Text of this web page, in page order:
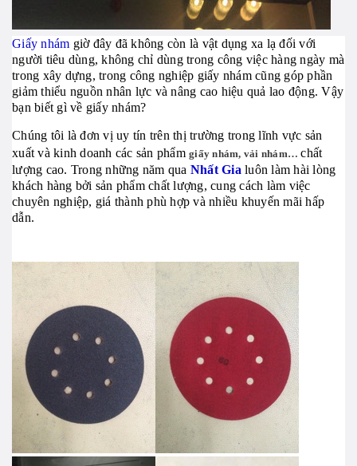
Giấy nhám giờ đây đã không còn là vật dụng xa lạ đối với
người tiêu dùng, không chỉ dùng trong công việc hàng ngày mà
trong xây dựng, trong công nghiệp giấy nhám cũng góp phần
giảm thiểu nguồn nhân lực và nâng cao hiệu quả lao động. Vậy
bạn biết gì về giấy nhám?
Chúng tôi là đơn vị uy tín trên thị trường trong lĩnh vực sản
xuất và kinh doanh các sản phẩm giấy nhám, vải nhám… chất
lượng cao. Trong những năm qua Nhất Gia luôn làm hài lòng
khách hàng bởi sản phẩm chất lượng, cung cách làm việc
chuyên nghiệp, giá thành phù hợp và nhiều khuyến mãi hấp
dẫn.